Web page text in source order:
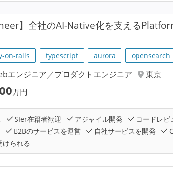
】全社のAI-Native化を支える
on-rails typescript aurora opensearch
エンジニア／プロダクトエンジニア
東京
万円
SIer在籍者歓迎 アジャイル開発
コードレビ
B2Bのサービスを運営 自社サービスを開発
られる